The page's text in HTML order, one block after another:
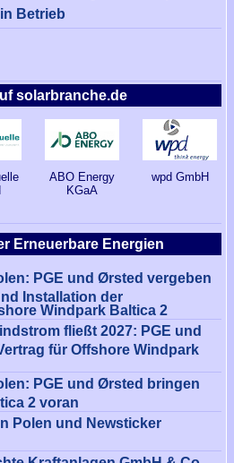
Erneuerbare Energien
PGE und Ørsted vergeben
Installation der
Windpark Baltica 2
fließt 2027: PGE und
für Offshore Windpark
PGE und Ørsted bringen
2 voran
Polen und Newsticker
Betrieb
solarbranche.de
ABO Energy
KGaA
wpd GmbH